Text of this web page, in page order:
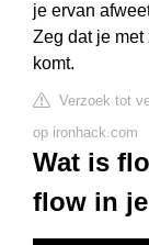
je ervan
Zeg dat je
komt.
Verzoek tot
op ironhack.com
Wat is
flow in